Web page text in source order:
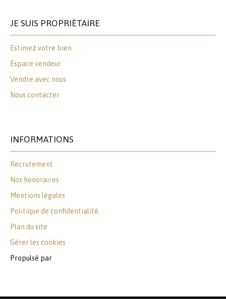
JE SUIS PROPRIÉTAIRE
Estimez votre bien
Espace vendeur
Vendre avec nous
Nous contacter
INFORMATIONS
Recrutement
Nos honoraires
Mentions légales
Politique de confidentialité
Plan du site
Gérer les cookies
Propulsé par